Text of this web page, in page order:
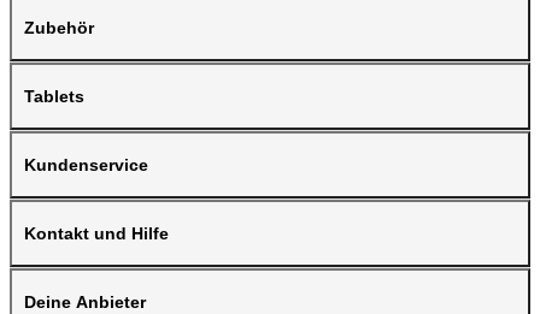
Zubehör
Tablets
Kundenservice
Kontakt und Hilfe
Deine Anbieter